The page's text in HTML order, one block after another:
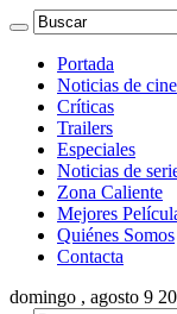
Portada
Noticias de cine
Críticas
Trailers
Especiales
Noticias de
Zona Caliente
Mejores
Quiénes Somos
Contacta
domingo , agosto 9